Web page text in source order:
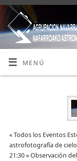
MENÚ
« Todos los Eventos
astrofotografía de
21:30 « Observación